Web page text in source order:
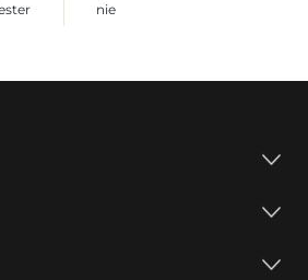
nie